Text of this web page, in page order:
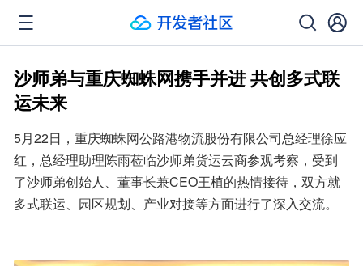
沙师弟与重庆蜘蛛网携手并进 共创多式联
运未来
5月22日，重庆蜘蛛网公路港物流股份有限公司总经理徐应
红，总经理助理陈雨莅临沙师弟货运云商参观考察，受到
了沙师弟创始人、董事长兼CEO王植的热情接待，双方就
多式联运、园区规划、产业对接等方面进行了深入交流。